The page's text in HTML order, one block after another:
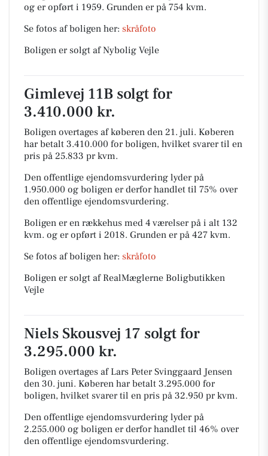
og er opført i 1959. Grunden er på 754 kvm.
Se fotos af boligen her: skråfoto
Boligen er solgt af Nybolig Vejle
Gimlevej 11B solgt for
3.410.000 kr.
Boligen overtages af køberen den 21. juli. Køberen
har betalt 3.410.000 for boligen, hvilket svarer til en
pris på 25.833 pr kvm.
Den offentlige ejendomsvurdering lyder på
1.950.000 og boligen er derfor handlet til 75% over
den offentlige ejendomsvurdering.
Boligen er en rækkehus med 4 værelser på i alt 132
kvm. og er opført i 2018. Grunden er på 427 kvm.
Se fotos af boligen her: skråfoto
Boligen er solgt af RealMæglerne Boligbutikken
Vejle
Niels Skousvej 17 solgt for
3.295.000 kr.
Boligen overtages af Lars Peter Svinggaard Jensen
den 30. juni. Køberen har betalt 3.295.000 for
boligen, hvilket svarer til en pris på 32.950 pr kvm.
Den offentlige ejendomsvurdering lyder på
2.255.000 og boligen er derfor handlet til 46% over
den offentlige ejendomsvurdering.